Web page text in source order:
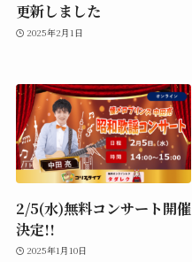
更新しました
2025年2月1日
2/5(水)無料コンサート開催
決定!!
2025年1月10日